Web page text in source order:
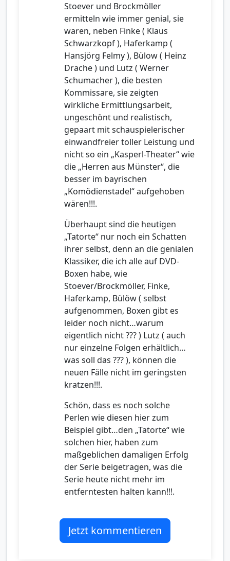
Stoever und Brockmöller
ermitteln wie immer genial, sie
waren, neben Finke ( Klaus
Schwarzkopf ), Haferkamp (
Hansjörg Felmy ), Bülow ( Heinz
Drache ) und Lutz ( Werner
Schumacher ), die besten
Kommissare, sie zeigten
wirkliche Ermittlungsarbeit,
ungeschönt und realistisch,
gepaart mit schauspielerischer
einwandfreier toller Leistung und
nicht so ein „Kasperl-Theater“ wie
die „Herren aus Münster“, die
besser im bayrischen
„Komödienstadel“ aufgehoben
wären!!!.
Überhaupt sind die heutigen
„Tatorte“ nur noch ein Schatten
ihrer selbst, denn an die genialen
Klassiker, die ich alle auf DVD-
Boxen habe, wie
Stoever/Brockmöller, Finke,
Haferkamp, Bülöw ( selbst
aufgenommen, Boxen gibt es
leider noch nicht…warum
eigentlich nicht ??? ) Lutz ( auch
nur einzelne Folgen erhältlich…
was soll das ??? ), können die
neuen Fälle nicht im geringsten
kratzen!!!.
Schön, dass es noch solche
Perlen wie diesen hier zum
Beispiel gibt…den „Tatorte“ wie
solchen hier, haben zum
maßgeblichen damaligen Erfolg
der Serie beigetragen, was die
Serie heute nicht mehr im
entferntesten halten kann!!!.
Jetzt kommentieren